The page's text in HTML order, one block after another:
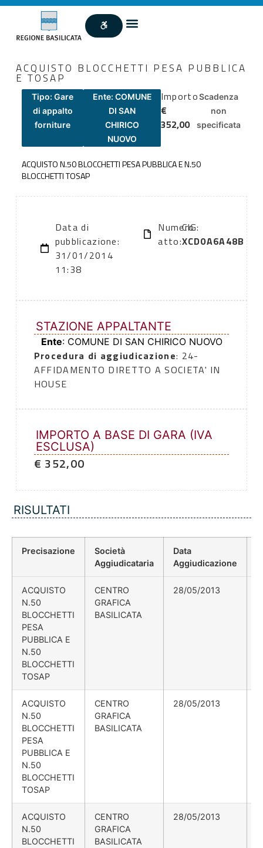
ACQUISTO BLOCCHETTI PESA PUBBLICA
E TOSAP
Tipo: Gare
di appalto
forniture
Ente: COMUNE
DI SAN
CHIRICO
NUOVO
Importo
€
352,00
Scadenza
non
specificata
ACQUISTO N.50 BLOCCHETTI PESA PUBBLICA E N.50
BLOCCHETTI TOSAP
Data di
pubblicazione:
31/01/2014
11:38
Numero
atto:
CIG:
XCD0A6A48B
STAZIONE APPALTANTE
Ente: COMUNE DI SAN CHIRICO NUOVO
Procedura di aggiudicazione: 24-
AFFIDAMENTO DIRETTO A SOCIETA' IN
HOUSE
IMPORTO A BASE DI GARA (IVA
ESCLUSA)
€ 352,00
RISULTATI
Precisazione
Società
Aggiudicataria
Data
Aggiudicazione
ACQUISTO
N.50
BLOCCHETTI
PESA
PUBBLICA E
N.50
BLOCCHETTI
TOSAP
CENTRO
GRAFICA
BASILICATA
28/05/2013
ACQUISTO
N.50
BLOCCHETTI
PESA
PUBBLICA E
N.50
BLOCCHETTI
TOSAP
CENTRO
GRAFICA
BASILICATA
28/05/2013
ACQUISTO
N.50
BLOCCHETTI
CENTRO
GRAFICA
BASILICATA
28/05/2013